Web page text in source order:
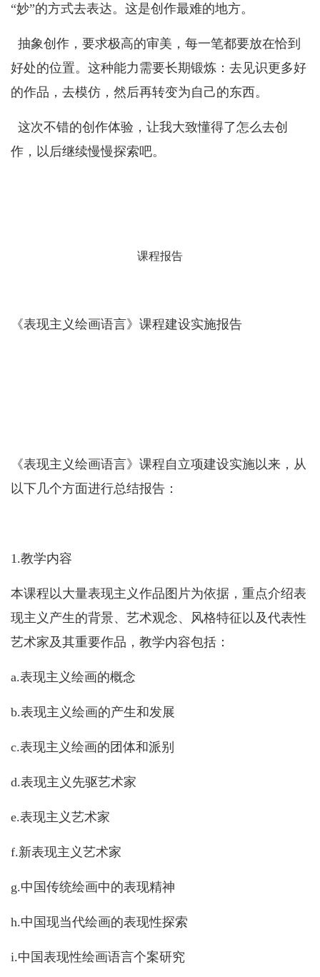
“妙”的方式去表达。这是创作最难的地方。
抽象创作，要求极高的审美，每一笔都要放在恰到
好处的位置。这种能力需要长期锻炼：去见识更多好
的作品，去模仿，然后再转变为自己的东西。
这次不错的创作体验，让我大致懂得了怎么去创
作，以后继续慢慢探索吧。
课程报告
《表现主义绘画语言》课程建设实施报告
《表现主义绘画语言》课程自立项建设实施以来，从
以下几个方面进行总结报告：
1.教学内容
本课程以大量表现主义作品图片为依据，重点介绍表
现主义产生的背景、艺术观念、风格特征以及代表性
艺术家及其重要作品，教学内容包括：
a.表现主义绘画的概念
b.表现主义绘画的产生和发展
c.表现主义绘画的团体和派别
d.表现主义先驱艺术家
e.表现主义艺术家
f.新表现主义艺术家
g.中国传统绘画中的表现精神
h.中国现当代绘画的表现性探索
i.中国表现性绘画语言个案研究